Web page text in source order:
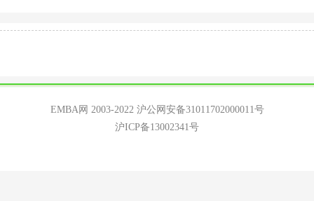
EMBA网 2003-2022 沪公网安备31011702000011号
沪ICP备13002341号